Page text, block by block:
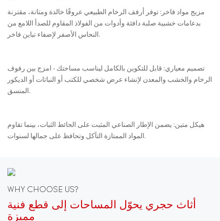
مزيج مواد فاخر: توفر أرفف الرخام الطبيعي عروقًا خالدة ومتانة، مقترنة
بدعامات خشبية صلبة دافئة وأدوات من الفولاذ المقاوم للصدأ اللامع من
النحاس الأصفر لإضفاء تباين فاخر.
تصميم معياري: قابل للتكوين بالكامل ليناسب مساحتك - امزج بين رفوف
الرخام والخشب والمعدن لإنشاء عرض شخصي للكتب أو النباتات أو الديكور
المنسق.
هيكل متين: يضمن الإطار الصناعي المثبت على الحائط الثبات، بينما تقاوم
المواد الممتازة التآكل وتحافظ على جمالها لسنوات.
WHY CHOOSE US?
أثاث حجري يحوّل المساحات إلى قطع فنية
مميزة